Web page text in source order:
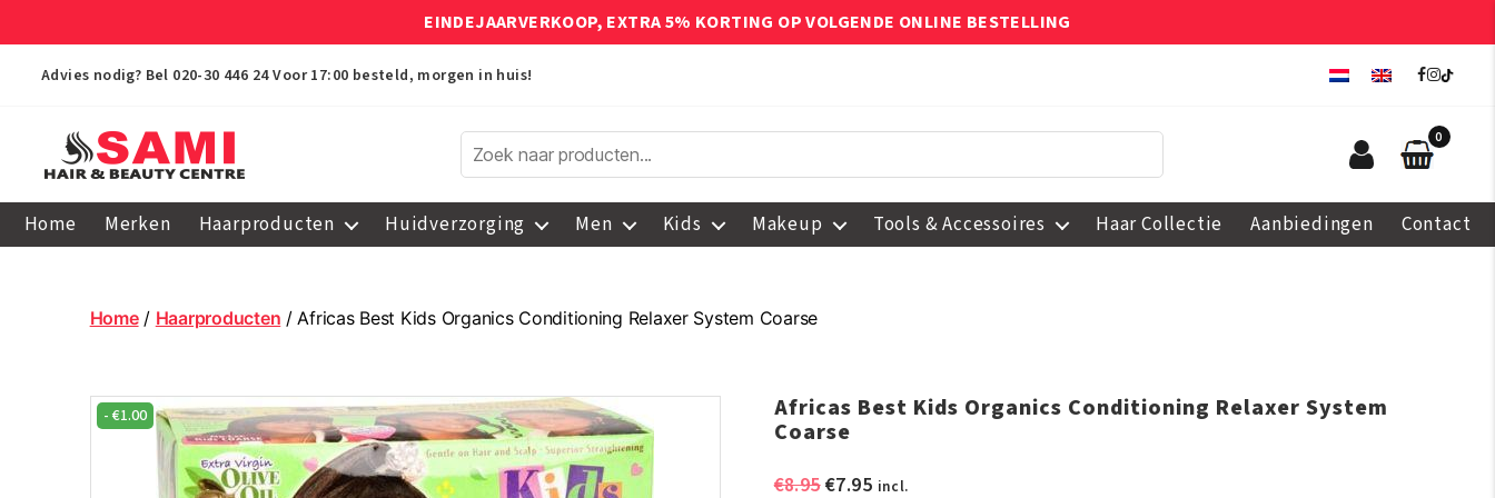
EINDEJAARVERKOOP, EXTRA 5% KORTING OP VOLGENDE ONLINE BESTELLING
Advies nodig? Bel 020-30 446 24 Voor 17:00 besteld, morgen in huis!
Hair
Centre
0
Home Merken Haarproducten Huidverzorging Men Kids Makeup Tools & Accessoires Haar Collectie Aanbiedingen Contact
Home/ Haarproducten / Africas Best Kids Organics Conditioning Relaxer System Coarse
- €1.00 Africas Best Kids Organics Conditioning Relaxer System
Coarse
€8.95Oorspronkelijke
€7.95Huidige
incl.